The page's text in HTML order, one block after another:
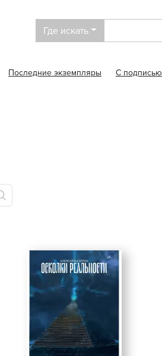
Где искать
Последние экземпляры С подписью